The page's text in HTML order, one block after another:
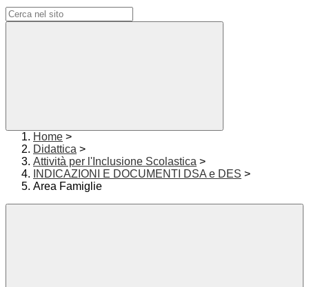
Home >
Didattica >
Attività per l'Inclusione Scolastica >
INDICAZIONI E DOCUMENTI DSA e DES >
Area Famiglie